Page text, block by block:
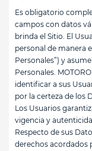
Es obligatorio
campos con datos
brinda el Sitio. El
personal de manera
Personales”) y
Personales.
identificar a sus
por la certeza de los
Los Usuarios
vigencia y
Respecto de sus
derechos acordados